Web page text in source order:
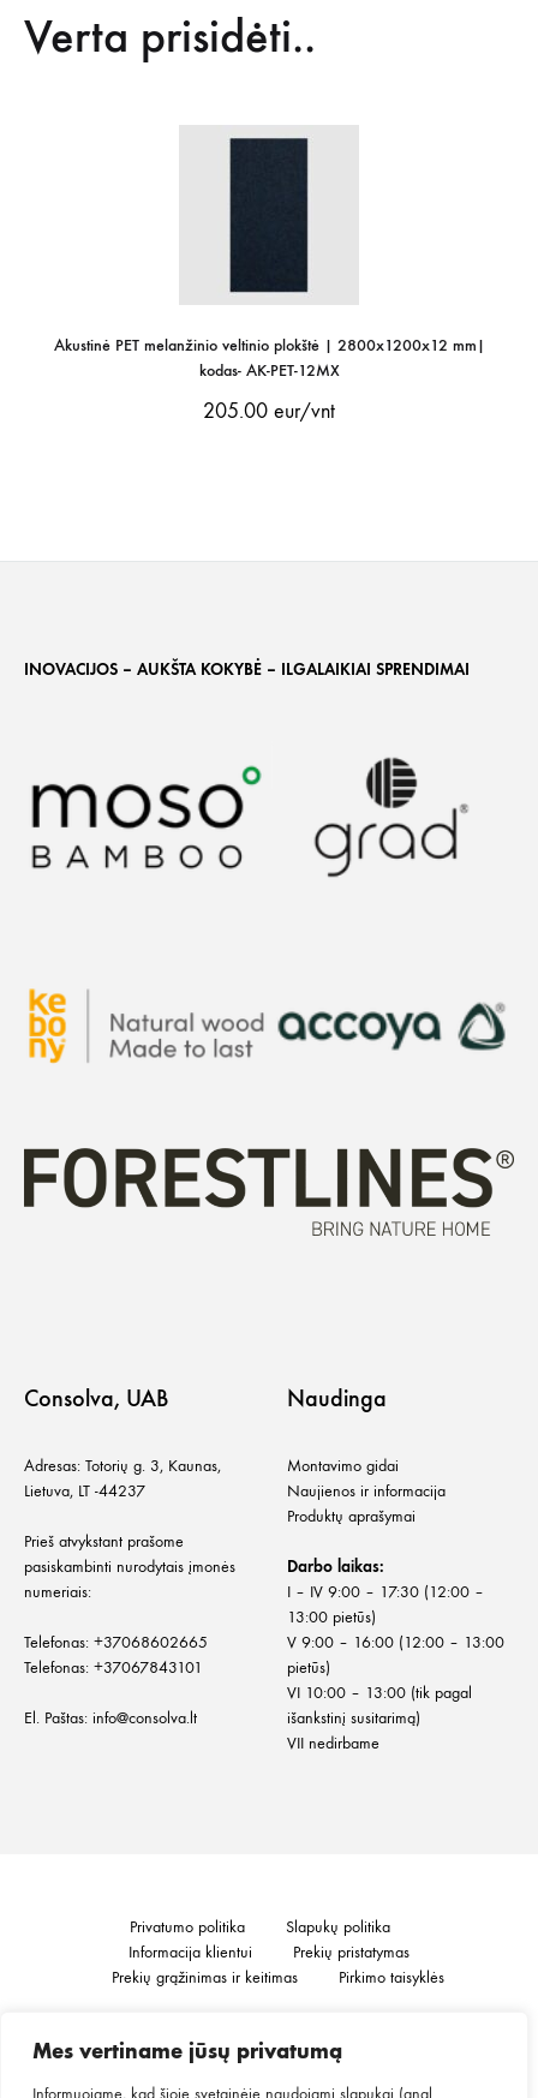
Mes vertiname jūsų privatumą
Informuojame, kad šioje svetainėje naudojami slapukai (angl.
Verta prisidėti..
Akustinė PET melanžinio veltinio plokštė | 2800x1200x12 mm|
kodas- AK-PET-12MX
205.00 eur/vnt
INOVACIJOS – AUKŠTA KOKYBĖ – ILGALAIKIAI SPRENDIMAI
Consolva, UAB
Adresas: Totorių g. 3, Kaunas,
Lietuva, LT -44237
Prieš atvykstant prašome
pasiskambinti nurodytais įmonės
numeriais:
Telefonas: +37068602665
Telefonas: +37067843101
El. Paštas: info@consolva.lt
Naudinga
Montavimo gidai
Naujienos ir informacija
Produktų aprašymai
Darbo laikas:
I – IV 9:00 – 17:30 (12:00 –
13:00 pietūs)
V 9:00 – 16:00 (12:00 – 13:00
pietūs)
VI 10:00 – 13:00 (tik pagal
išankstinį susitarimą)
VII nedirbame
Privatumo politika
Slapukų politika
Informacija klientui
Prekių pristatymas
Prekių grąžinimas ir keitimas
Pirkimo taisyklės